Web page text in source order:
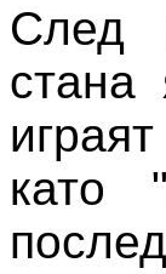
След
като